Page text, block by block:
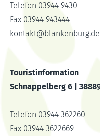
Telefon 03944 9430
Fax 03944 943444
kontakt@blankenburg.de
Touristinformation
Schnappelberg 6 |
Telefon 03944 362260
Fax 03944 3622669